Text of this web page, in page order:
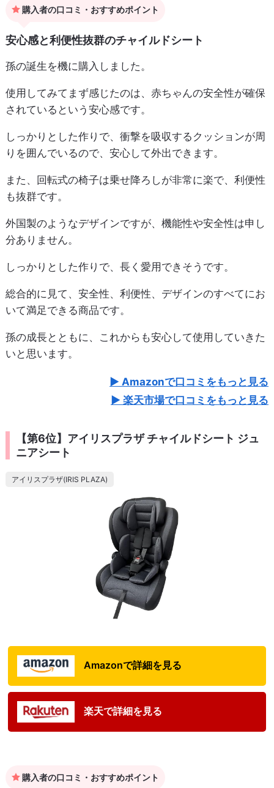
購入者の口コミ・おすすめポイント
安心感と利便性抜群のチャイルドシート
孫の誕生を機に購入しました。
使用してみてまず感じたのは、赤ちゃんの安全性が確保
されているという安心感です。
しっかりとした作りで、衝撃を吸収するクッションが周
りを囲んでいるので、安心して外出できます。
また、回転式の椅子は乗せ降ろしが非常に楽で、利便性
も抜群です。
外国製のようなデザインですが、機能性や安全性は申し
分ありません。
しっかりとした作りで、長く愛用できそうです。
総合的に見て、安全性、利便性、デザインのすべてにお
いて満足できる商品です。
孫の成長とともに、これからも安心して使用していきた
いと思います。
Amazonで口コミをもっと見る
楽天市場で口コミをもっと見る
【第6位】アイリスプラザ チャイルドシート ジュ
ニアシート
アイリスプラザ(IRIS PLAZA)
Amazonで詳細を見る
楽天で詳細を見る
購入者の口コミ・おすすめポイント